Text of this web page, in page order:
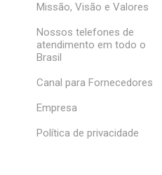
Missão, Visão e Valores
Nossos telefones de
atendimento em todo o
Brasil
Canal para Fornecedores
Empresa
Política de privacidade